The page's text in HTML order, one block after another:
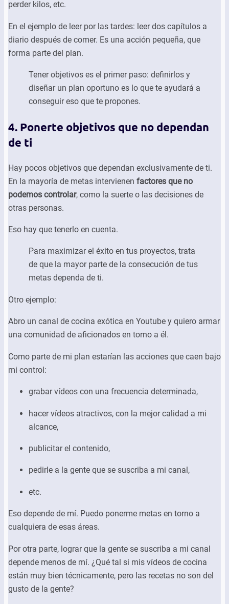
perder kilos, etc.
En el ejemplo de leer por las tardes: leer dos capítulos a
diario después de comer. Es una acción pequeña, que
forma parte del plan.
Tener objetivos es el primer paso: definirlos y
diseñar un plan oportuno es lo que te ayudará a
conseguir eso que te propones.
4. Ponerte objetivos que no dependan
de ti
Hay pocos objetivos que dependan exclusivamente de ti.
En la mayoría de metas intervienen factores que no
podemos controlar, como la suerte o las decisiones de
otras personas.
Eso hay que tenerlo en cuenta.
Para maximizar el éxito en tus proyectos, trata
de que la mayor parte de la consecución de tus
metas dependa de ti.
Otro ejemplo:
Abro un canal de cocina exótica en Youtube y quiero armar
una comunidad de aficionados en torno a él.
Como parte de mi plan estarían las acciones que caen bajo
mi control:
grabar vídeos con una frecuencia determinada,
hacer vídeos atractivos, con la mejor calidad a mi
alcance,
publicitar el contenido,
pedirle a la gente que se suscriba a mi canal,
etc.
Eso depende de mí. Puedo ponerme metas en torno a
cualquiera de esas áreas.
Por otra parte, lograr que la gente se suscriba a mi canal
depende menos de mí. ¿Qué tal si mis vídeos de cocina
están muy bien técnicamente, pero las recetas no son del
gusto de la gente?